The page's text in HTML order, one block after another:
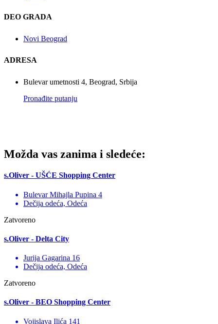
DEO GRADA
Novi Beograd
ADRESA
Bulevar umetnosti 4, Beograd, Srbija
Pronađite putanju
Možda vas zanima i sledeće:
s.Oliver - UŠĆE Shopping Center
Bulevar Mihajla Pupina 4
Dečija odeća, Odeća
Zatvoreno
s.Oliver - Delta City
Jurija Gagarina 16
Dečija odeća, Odeća
Zatvoreno
s.Oliver - BEO Shopping Center
Vojislava Ilića 141